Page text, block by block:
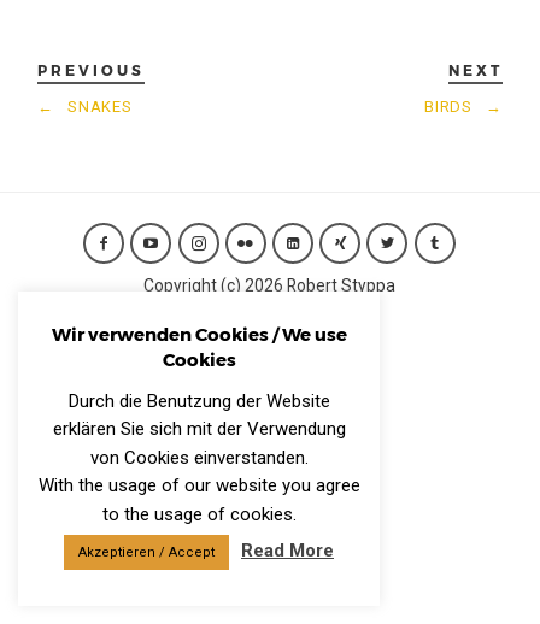
PREVIOUS
← SNAKES
NEXT
BIRDS →
Copyright (c) 2026 Robert Styppa
IMPRESSUM
Datenschutzerklärung
Wir verwenden Cookies / We use
Cookies
Durch die Benutzung der Website
erklären Sie sich mit der Verwendung
von Cookies einverstanden.
With the usage of our website you agree
to the usage of cookies.
Akzeptieren / Accept Read More